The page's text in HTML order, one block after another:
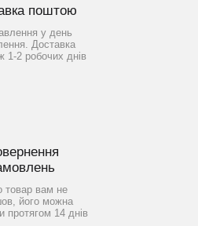
поштою
у день
Доставка
1-2 робочих днів
товар вам не
його можна
протягом 14 днів